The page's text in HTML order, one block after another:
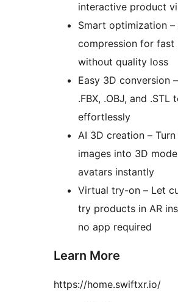
interactive product
Smart optimization
compression for fast
without quality loss
Easy 3D conversion
.FBX, .OBJ, and .STL
effortlessly
AI 3D creation – Turn
images into 3D
avatars instantly
Virtual try-on – Let
try products in AR
no app required
Learn More
https://home.swiftxr.io/